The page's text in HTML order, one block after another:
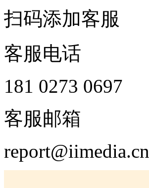
扫码添加客服
客服电话
181 0273 0697
客服邮箱
report@iimedia.cn